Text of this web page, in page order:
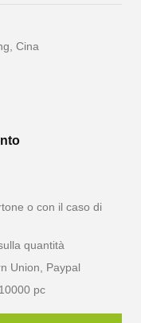
Cina
o con il caso di
quantità
Union, Paypal
pc